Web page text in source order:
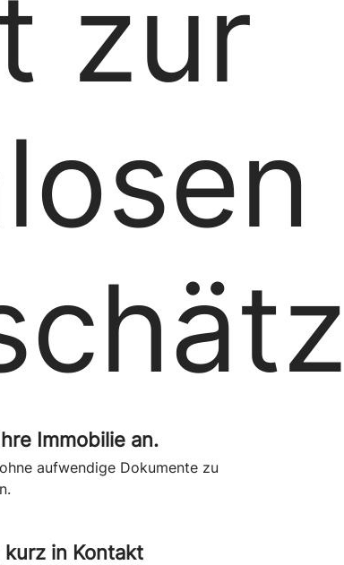
zur
Immobilie an.
aufwendige Dokumente zu
in Kontakt